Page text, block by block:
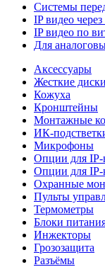
Системы
IP видео
IP видео по
Для
Аксессуары
Жесткие диски
Кожуха
Кронштейны
Монтажные
ИК-
Микрофоны
Опции для IP-
Опции для IP-
Охранные
Пульты
Термометры
Блоки
Инжекторы
Грозозащита
Разъёмы